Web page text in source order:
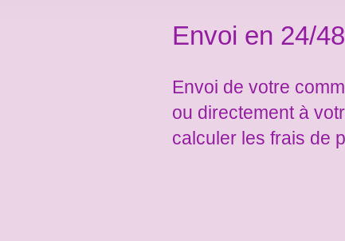
Envoi en 24/
Envoi de votre
ou directement à
calculer les frais de